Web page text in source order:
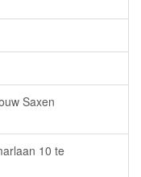
Saxen
10 te